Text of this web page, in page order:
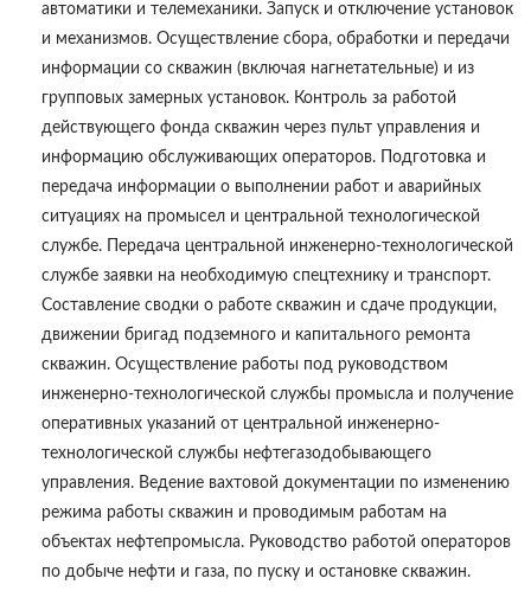
автоматики и телемеханики. Запуск и отключение установок
и механизмов. Осуществление сбора, обработки и передачи
информации со скважин (включая нагнетательные) и из
групповых замерных установок. Контроль за работой
действующего фонда скважин через пульт управления и
информацию обслуживающих операторов. Подготовка и
передача информации о выполнении работ и аварийных
ситуациях на промысел и центральной технологической
службе. Передача центральной инженерно-технологической
службе заявки на необходимую спецтехнику и транспорт.
Составление сводки о работе скважин и сдаче продукции,
движении бригад подземного и капитального ремонта
скважин. Осуществление работы под руководством
инженерно-технологической службы промысла и получение
оперативных указаний от центральной инженерно-
технологической службы нефтегазодобывающего
управления. Ведение вахтовой документации по изменению
режима работы скважин и проводимым работам на
объектах нефтепромысла. Руководство работой операторов
по добыче нефти и газа, по пуску и остановке скважин.